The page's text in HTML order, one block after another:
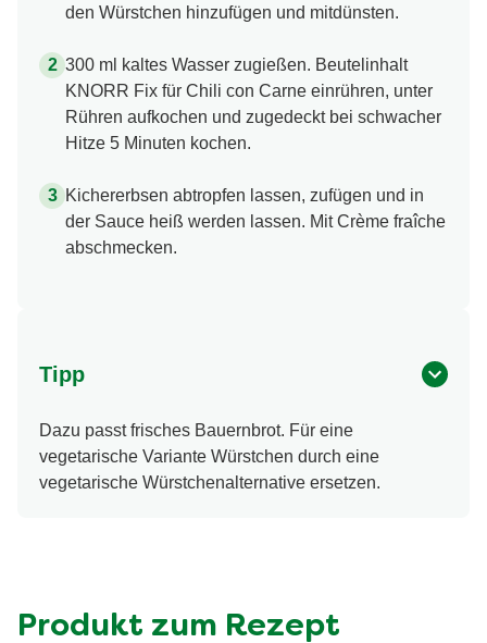
den Würstchen hinzufügen und mitdünsten.
300 ml kaltes Wasser zugießen. Beutelinhalt
KNORR Fix für Chili con Carne einrühren, unter
Rühren aufkochen und zugedeckt bei schwacher
Hitze 5 Minuten kochen.
Kichererbsen abtropfen lassen, zufügen und in
der Sauce heiß werden lassen. Mit Crème fraîche
abschmecken.
Tipp
Dazu passt frisches Bauernbrot. Für eine
vegetarische Variante Würstchen durch eine
vegetarische Würstchenalternative ersetzen.
Produkt zum Rezept